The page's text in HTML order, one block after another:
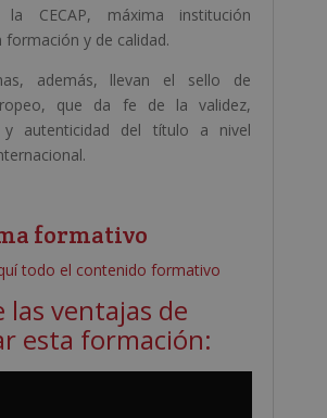
CECAP, máxima institución
formación y de calidad.
además, llevan el sello de
que da fe de la validez,
y autenticidad del título a nivel
formativo
todo el contenido formativo
las ventajas de
esta formación: